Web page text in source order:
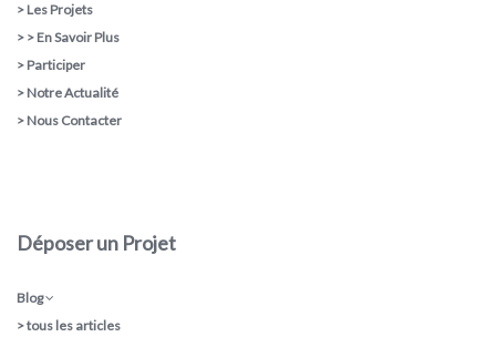
> Les Projets
> > En Savoir Plus
> Participer
> Notre Actualité
> Nous Contacter
Déposer un Projet
Blog
>tous les articles